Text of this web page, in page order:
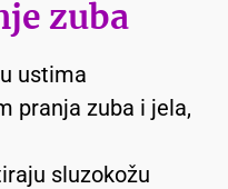
zuba
ustima
pranja zuba i jela,
sluzokožu